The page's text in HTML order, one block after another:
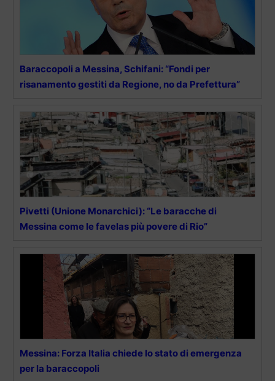
Baraccopoli a Messina, Schifani: “Fondi per
risanamento gestiti da Regione, no da Prefettura”
Pivetti (Unione Monarchici): “Le baracche di
Messina come le favelas più povere di Rio”
Messina: Forza Italia chiede lo stato di emergenza
per la baraccopoli